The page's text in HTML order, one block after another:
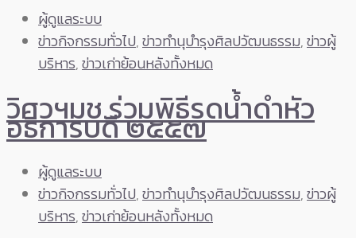
ผู้ดูแลระบบ
ข่าวกิจกรรมทั่วไป,ข่าวทำนุบำรุงศิลปวัฒนธรรม,ข่าวผู้
บริหาร,ข่าวเก่าย้อนหลังทั้งหมด
วิศวฯมช.ร่วมพิธีรดน้ำดำหัว
อธิการบดี ๒๕๕๗
ผู้ดูแลระบบ
ข่าวกิจกรรมทั่วไป,ข่าวทำนุบำรุงศิลปวัฒนธรรม,ข่าวผู้
บริหาร,ข่าวเก่าย้อนหลังทั้งหมด